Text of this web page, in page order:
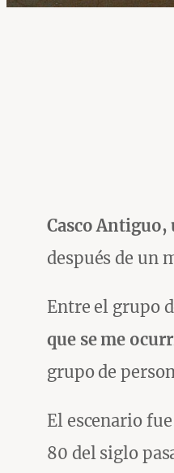
Casco Antiguo,
después de un
Entre el grupo
que se me
grupo de
El escenario
80 del siglo